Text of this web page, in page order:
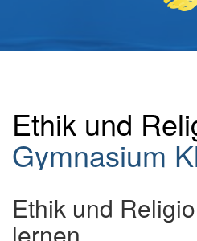
Ethik und
Gymnasium
Ethik und